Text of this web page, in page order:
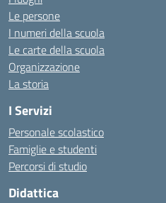
Le persone
I numeri della scuola
Le carte della scuola
Organizzazione
La storia
I Servizi
Personale scolastico
Famiglie e studenti
Percorsi di studio
Didattica